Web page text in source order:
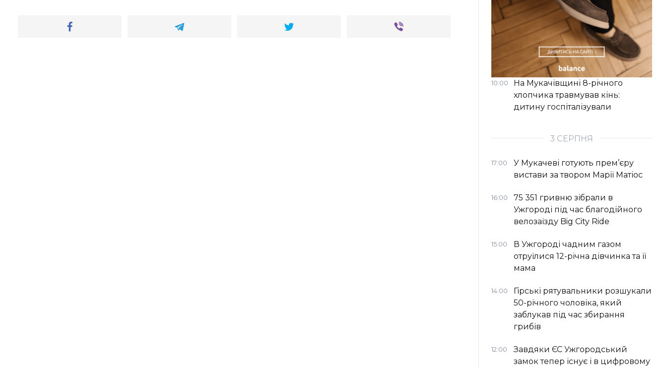
10:00
На Мукачівщині 8-річного
хлопчика травмував кінь:
дитину госпіталізували
3 СЕРПНЯ
17:00
У Мукачеві готують прем’єру
вистави за твором Марії Матіос
16:00
75 351 гривню зібрали в
Ужгороді під час благодійного
велозаїзду Big Сity Ride
15:00
В Ужгороді чадним газом
отруїлися 12-річна дівчинка та її
мама
14:00
Гірські рятувальники розшукали
50-річного чоловіка, який
заблукав під час збирання
грибів
12:00
Завдяки ЄС Ужгородський
замок тепер існує і в цифровому